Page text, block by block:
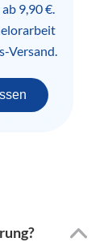
9,90 €.
Versand.